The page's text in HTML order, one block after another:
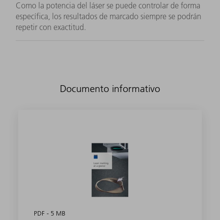
Como la potencia del láser se puede controlar de forma
específica, los resultados de marcado siempre se podrán
repetir con exactitud.
Documento informativo
PDF - 5 MB